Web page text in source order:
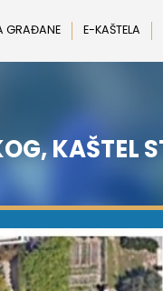
GRAĐANE E-KAŠTELA
KAŠTEL